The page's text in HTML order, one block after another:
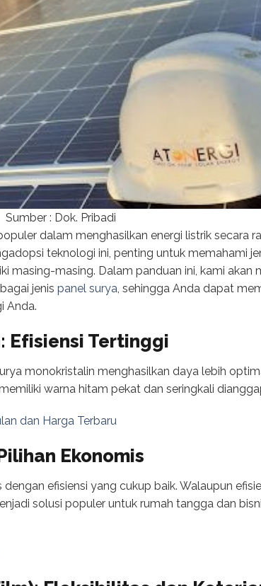
Sumber : Dok. Pribadi
dalam menghasilkan energi listrik secara
teknologi ini, penting untuk memahami
masing-masing. Dalam panduan ini, kami akan
jenis panel surya, sehingga Anda dapat
Anda.
Efisiensi Tertinggi
monokristalin menghasilkan daya lebih
warna hitam pekat dan seringkali
dan Harga Terbaru
Ekonomis
efisiensi yang cukup baik. Walaupun
solusi populer untuk rumah tangga dan